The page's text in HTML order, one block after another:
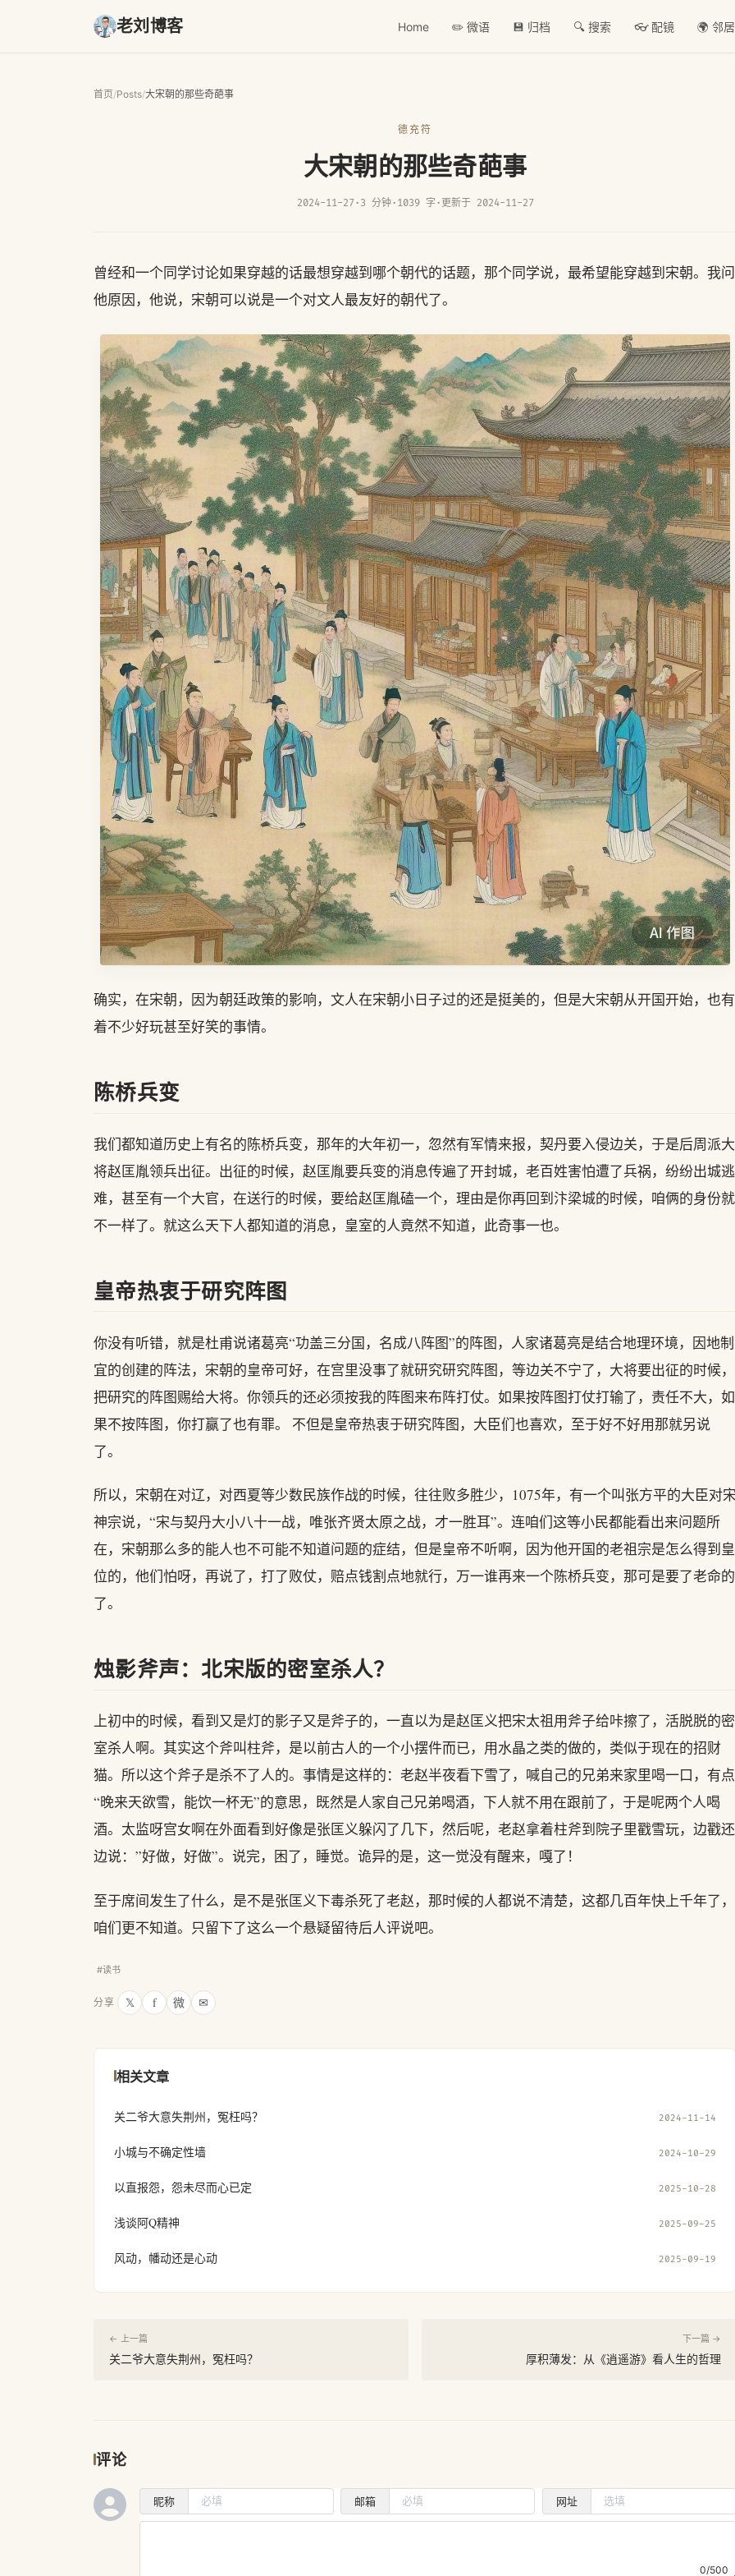
老刘博客 Home ✏️ 微语 💾 归档 🔍 搜索 👓 配镜 🌍 邻居
首页/Posts/大宋朝的那些奇葩事
德充符
大宋朝的那些奇葩事
2024-11-27· 3 分钟· 1039 字 · 更新于 2024-11-27
曾经和一个同学讨论如果穿越的话最想穿越到哪个朝代的话题，那个同学说，最希望能穿越到宋朝。我问
他原因，他说，宋朝可以说是一个对文人最友好的朝代了。
确实，在宋朝，因为朝廷政策的影响，文人在宋朝小日子过的还是挺美的，但是大宋朝从开国开始，也有
着不少好玩甚至好笑的事情。
陈桥兵变
我们都知道历史上有名的陈桥兵变，那年的大年初一，忽然有军情来报，契丹要入侵边关，于是后周派大
将赵匡胤领兵出征。出征的时候，赵匡胤要兵变的消息传遍了开封城，老百姓害怕遭了兵祸，纷纷出城逃
难，甚至有一个大官，在送行的时候，要给赵匡胤磕一个，理由是你再回到汴梁城的时候，咱俩的身份就
不一样了。就这么天下人都知道的消息，皇室的人竟然不知道，此奇事一也。
皇帝热衷于研究阵图
你没有听错，就是杜甫说诸葛亮“功盖三分国，名成八阵图”的阵图，人家诸葛亮是结合地理环境，因地制
宜的创建的阵法，宋朝的皇帝可好，在宫里没事了就研究研究阵图，等边关不宁了，大将要出征的时候，
把研究的阵图赐给大将。你领兵的还必须按我的阵图来布阵打仗。如果按阵图打仗打输了，责任不大，如
果不按阵图，你打赢了也有罪。 不但是皇帝热衷于研究阵图，大臣们也喜欢，至于好不好用那就另说
了。
所以，宋朝在对辽，对西夏等少数民族作战的时候，往往败多胜少，1075年，有一个叫张方平的大臣对
神宗说，“宋与契丹大小八十一战，唯张齐贤太原之战，才一胜耳”。连咱们这等小民都能看出来问题所
在，宋朝那么多的能人也不可能不知道问题的症结，但是皇帝不听啊，因为他开国的老祖宗是怎么得到皇
位的，他们怕呀，再说了，打了败仗，赔点钱割点地就行，万一谁再来一个陈桥兵变，那可是要了老命的
了。
烛影斧声：北宋版的密室杀人？
上初中的时候，看到又是灯的影子又是斧子的，一直以为是赵匡义把宋太祖用斧子给咔擦了，活脱脱的密
室杀人啊。其实这个斧叫柱斧，是以前古人的一个小摆件而已，用水晶之类的做的，类似于现在的招财
猫。所以这个斧子是杀不了人的。事情是这样的：老赵半夜看下雪了，喊自己的兄弟来家里喝一口，有点
“晚来天欲雪，能饮一杯无”的意思，既然是人家自己兄弟喝酒，下人就不用在跟前了，于是呢两个人喝
酒。太监呀宫女啊在外面看到好像是张匡义躲闪了几下，然后呢，老赵拿着柱斧到院子里戳雪玩，边戳还
边说：”好做，好做”。说完，困了，睡觉。诡异的是，这一觉没有醒来，嘎了！
至于席间发生了什么，是不是张匡义下毒杀死了老赵，那时候的人都说不清楚，这都几百年快上千年了，
咱们更不知道。只留下了这么一个悬疑留待后人评说吧。
#读书
分享 𝕏 f 微 ✉
相关文章
关二爷大意失荆州，冤枉吗？ 2024-11-14
小城与不确定性墙 2024-10-29
以直报怨，怨未尽而心已定 2025-10-28
浅谈阿Q精神 2025-09-25
风动，幡动还是心动 2025-09-19
← 上一篇
关二爷大意失荆州，冤枉吗？
下一篇 →
厚积薄发：从《逍遥游》看人生的哲理
评论
昵称 邮箱 网址
0/500